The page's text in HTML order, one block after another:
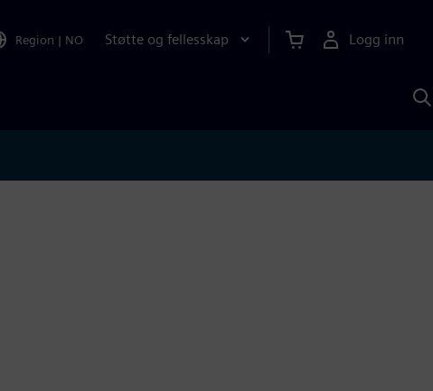
Region | NO Støtte og fellesskap Logg inn